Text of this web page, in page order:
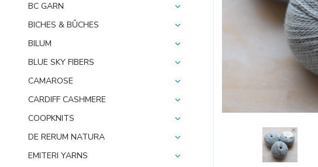
BC GARN
BICHES & BÛCHES
BILUM
BLUE SKY FIBERS
CAMAROSE
CARDIFF CASHMERE
COOPKNITS
DE RERUM NATURA
EMITERI YARNS